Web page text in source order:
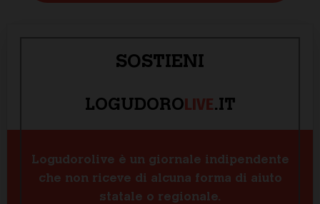
SOSTIENI
LOGUDOROLIVE.IT
Logudorolive è un giornale indipendente
che non riceve di alcuna forma di aiuto
statale o regionale.